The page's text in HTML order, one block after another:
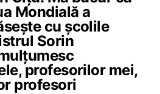
Mondială a
cu școlile
Sorin
profesorilor mei,
profesori